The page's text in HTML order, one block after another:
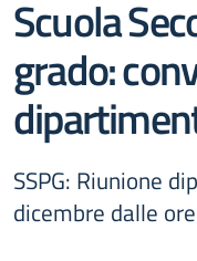
Scuola
grado:
SSPG: Riunione
dicembre dalle